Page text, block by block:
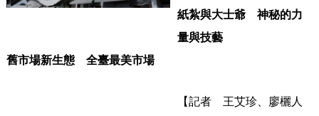
舊市場新生態 全臺最美市場
紙紮與大士爺 神秘的力
量與技藝
【記者 王艾珍、廖欐人